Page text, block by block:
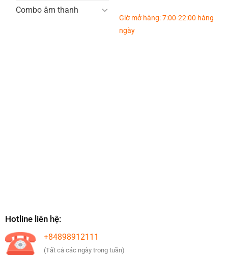
Combo âm thanh
Giờ mở hàng: 7:00-22:00 hàng
ngày
Hotline liên hệ:
+84898912111
(Tất cả các ngày trong tuần)